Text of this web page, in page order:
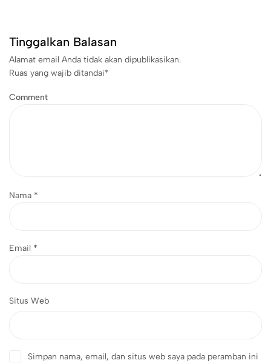
Tinggalkan Balasan
Alamat email Anda tidak akan dipublikasikan.
Ruas yang wajib ditandai*
Comment
Nama *
Email *
Situs Web
Simpan nama, email, dan situs web saya pada peramban ini